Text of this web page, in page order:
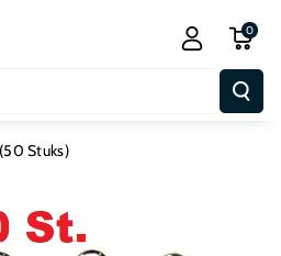
0
Stuks)